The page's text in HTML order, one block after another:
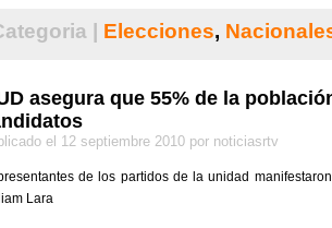
| Elecciones,
asegura que 55% de la
el 12 septiembre 2010 por noticiasrtv
de los partidos de la unidad
Lara